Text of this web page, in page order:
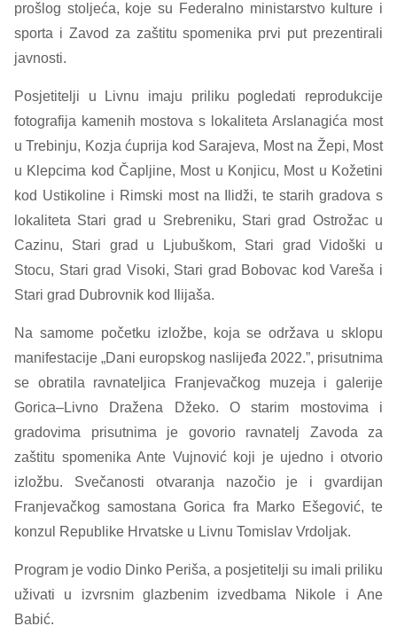
prošlog stoljeća, koje su Federalno ministarstvo kulture i
sporta i Zavod za zaštitu spomenika prvi put prezentirali
javnosti.
Posjetitelji u Livnu imaju priliku pogledati reprodukcije
fotografija kamenih mostova s lokaliteta Arslanagića most
u Trebinju, Kozja ćuprija kod Sarajeva, Most na Žepi, Most
u Klepcima kod Čapljine, Most u Konjicu, Most u Kožetini
kod Ustikoline i Rimski most na Ilidži, te starih gradova s
lokaliteta Stari grad u Srebreniku, Stari grad Ostrožac u
Cazinu, Stari grad u Ljubuškom, Stari grad Vidoški u
Stocu, Stari grad Visoki, Stari grad Bobovac kod Vareša i
Stari grad Dubrovnik kod Ilijaša.
Na samome početku izložbe, koja se održava u sklopu
manifestacije „Dani europskog naslijeđa 2022.”, prisutnima
se obratila ravnateljica Franjevačkog muzeja i galerije
Gorica–Livno Dražena Džeko. O starim mostovima i
gradovima prisutnima je govorio ravnatelj Zavoda za
zaštitu spomenika Ante Vujnović koji je ujedno i otvorio
izložbu. Svečanosti otvaranja nazočio je i gvardijan
Franjevačkog samostana Gorica fra Marko Ešegović, te
konzul Republike Hrvatske u Livnu Tomislav Vrdoljak.
Program je vodio Dinko Periša, a posjetitelji su imali priliku
uživati u izvrsnim glazbenim izvedbama Nikole i Ane
Babić.